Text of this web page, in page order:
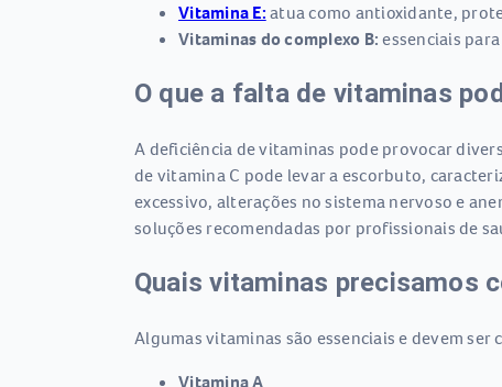
Vitamina E: atua como antioxidante,
Vitaminas do complexo B: essenciais
O que a falta de vitaminas
A deficiência de vitaminas pode provocar
de vitamina C pode levar a escorbuto,
excessivo, alterações no sistema nervoso e
soluções recomendadas por profissionais de
Quais vitaminas precisamos
Algumas vitaminas são essenciais e devem
Vitamina A